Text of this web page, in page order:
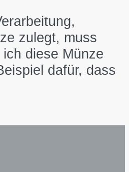
zulegt, muss
diese Münze
dafür, dass